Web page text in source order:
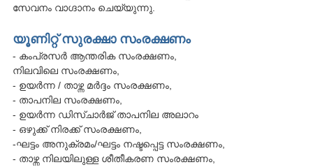
സേവനം വാഗ്ദാനം ചെയ്യുന്നു.
യൂണിറ്റ് സുരക്ഷാ സംരക്ഷണം
- കംപ്രസർ ആന്തരിക സംരക്ഷണം,
നിലവിലെ സംരക്ഷണം,
- ഉയർന്ന / താഴ്ന്ന മർദ്ദം സംരക്ഷണം,
- താപനില സംരക്ഷണം,
- ഉയർന്ന ഡിസ്ചാർജ് താപനില അലാറം
- ഒഴുക്ക് നിരക്ക് സംരക്ഷണം,
-ഘട്ടം അനുക്രമം/ഘട്ടം നഷ്ടപ്പെട്ട സംരക്ഷണം,
- താഴ്ന്ന നിലയിലുള്ള ശീതീകരണ സംരക്ഷണം,